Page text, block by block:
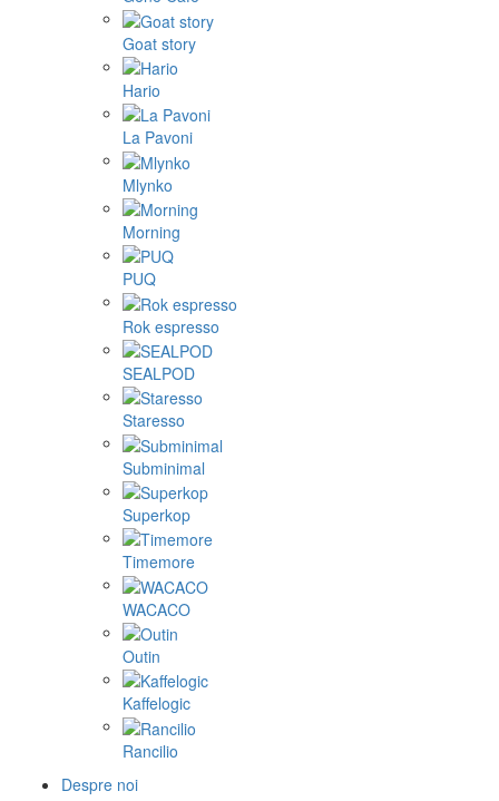
Goat story
Hario
La Pavoni
Mlynko
Morning
PUQ
Rok espresso
SEALPOD
Staresso
Subminimal
Superkop
Timemore
WACACO
Outin
Kaffelogic
Rancilio
Despre noi